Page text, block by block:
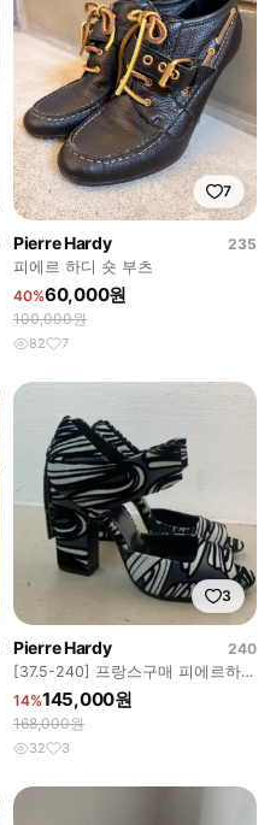
7
Pierre Hardy
235
피에르 하디 숏 부츠
40%60,000원
100,000원
82 7
3
Pierre Hardy
240
[37.5-240] 프랑스구매 피에르하디
패턴 오픈토 슈즈
14%145,000원
168,000원
32 3